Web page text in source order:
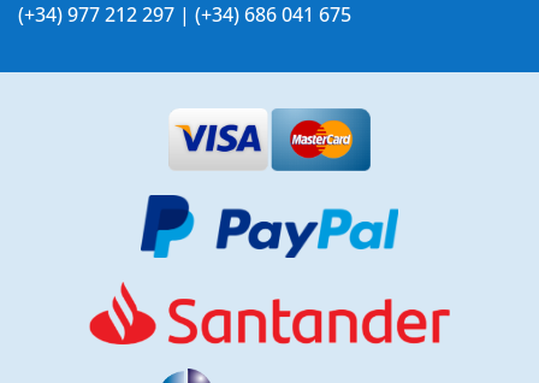
(+34) 977 212 297 | (+34) 686 041 675